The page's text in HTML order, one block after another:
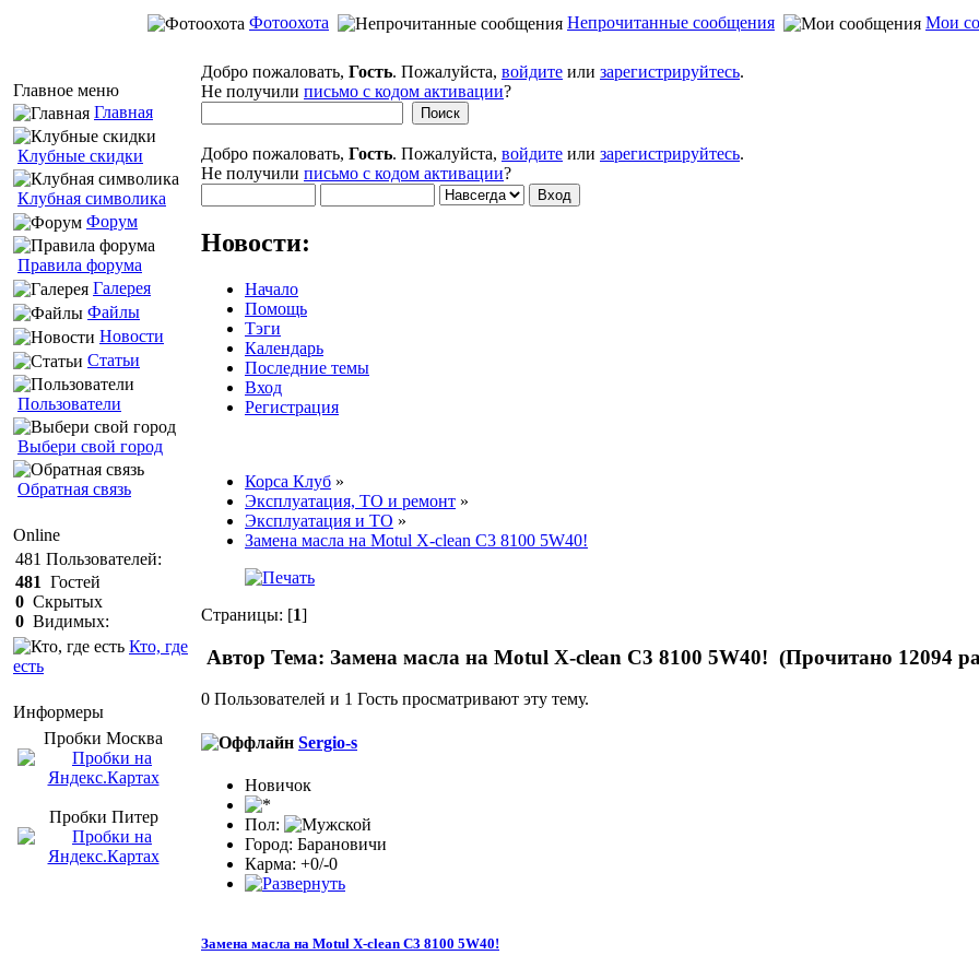
Фотоохота Непрочитанные сообщения Мои
Главное меню
Главная
Клубные скидки
Клубная символика
Форум
Правила форума
Галерея
Файлы
Новости
Статьи
Пользователи
Выбери свой город
Обратная связь
Online
481 Пользователей:
481 Гостей
0 Скрытых
0 Видимых:
Кто, где
есть
Информеры
Пробки Mосква
Пробки Питер
Добро пожаловать, Гость. Пожалуйста, войдите или зарегистрируйтесь.
Не получили письмо с кодом активации?
Добро пожаловать, Гость. Пожалуйста, войдите или зарегистрируйтесь.
Не получили письмо с кодом активации?
Новости:
Начало
Помощь
Тэги
Календарь
Последние темы
Вход
Регистрация
Корса Клуб »
Эксплуатация, ТО и ремонт »
Эксплуатация и ТО »
Замена масла на Motul X-clean C3 8100 5W40!
Страницы: [1]
Автор Тема: Замена масла на Motul X-clean C3 8100 5W40! (Прочитано 12094
0 Пользователей и 1 Гость просматривают эту тему.
Sergio-s
Новичок
Пол:
Город: Барановичи
Карма: +0/-0
Замена масла на Motul X-clean C3 8100 5W40!